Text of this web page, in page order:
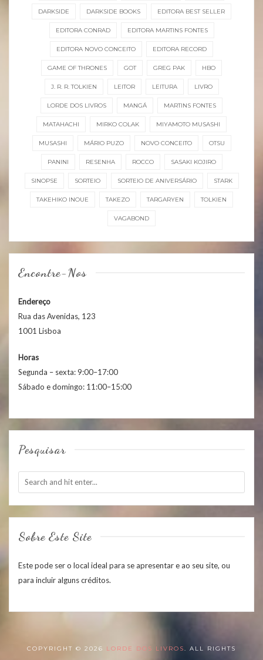
DARKSIDE DARKSIDE BOOKS EDITORA BEST SELLER
EDITORA CONRAD EDITORA MARTINS FONTES
EDITORA NOVO CONCEITO EDITORA RECORD
GAME OF THRONES GOT GREG PAK HBO
J. R. R. TOLKIEN LEITOR LEITURA LIVRO
LORDE DOS LIVROS MANGÁ MARTINS FONTES
MATAHACHI MIRKO COLAK MIYAMOTO MUSASHI
MUSASHI MÁRIO PUZO NOVO CONCEITO OTSU
PANINI RESENHA ROCCO SASAKI KOJIRO
SINOPSE SORTEIO SORTEIO DE ANIVERSÁRIO STARK
TAKEHIKO INOUE TAKEZO TARGARYEN TOLKIEN
VAGABOND
Encontre-Nos
Endereço
Rua das Avenidas, 123
1001 Lisboa
Horas
Segunda – sexta: 9:00–17:00
Sábado e domingo: 11:00–15:00
Pesquisar
Sobre Este Site
Este pode ser o local ideal para se apresentar e ao seu site, ou
para incluir alguns créditos.
COPYRIGHT © 2026 LORDE DOS LIVROS. ALL RIGHTS